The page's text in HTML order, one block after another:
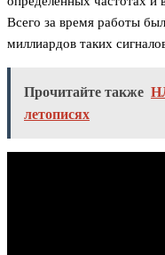
Всего за время работы
миллиардов таких
Прочитайте также
летописях